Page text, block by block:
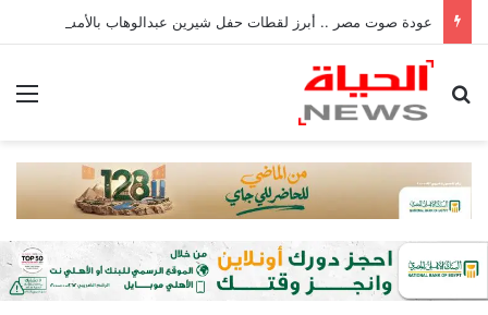
عودة صوت مصر .. أبرز لقطات حفل شيرين عبدالوهاب بالأمس
بحث عن